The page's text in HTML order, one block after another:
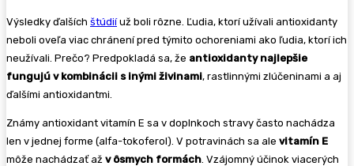
Výsledky ďalších štúdiíuž boli rôzne. Ľudia, ktorí užívali antioxidanty
neboli oveľa viac chránení pred týmito ochoreniami ako ľudia, ktorí ich
neužívali. Prečo? Predpokladá sa, že antioxidanty najlepšie
fungujú v kombinácii s inými živinami, rastlinnými zlúčeninami a aj
ďalšími antioxidantmi.
Známy antioxidant vitamín E sa v doplnkoch stravy často nachádza
len v jednej forme (alfa-tokoferol). V potravinách sa ale vitamín E
môže nachádzať až v ôsmych formách . Vzájomný účinok viacerých